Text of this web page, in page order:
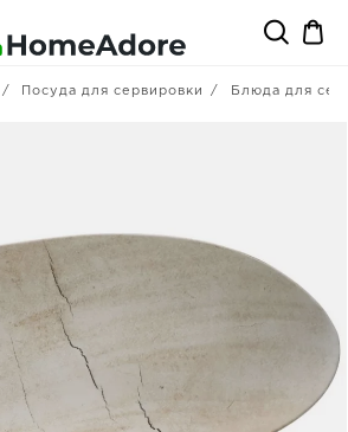
Посуда для сервировки Блюда для